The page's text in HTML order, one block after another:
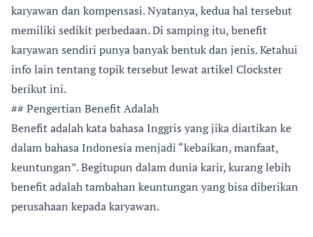
karyawan dan kompensasi. Nyatanya, kedua hal tersebut
memiliki sedikit perbedaan. Di samping itu, benefit
karyawan sendiri punya banyak bentuk dan jenis. Ketahui
info lain tentang topik tersebut lewat artikel Clockster
berikut ini.
## Pengertian Benefit Adalah
Benefit adalah kata bahasa Inggris yang jika diartikan ke
dalam bahasa Indonesia menjadi “kebaikan, manfaat,
keuntungan”. Begitupun dalam dunia karir, kurang lebih
benefit adalah tambahan keuntungan yang bisa diberikan
perusahaan kepada karyawan.